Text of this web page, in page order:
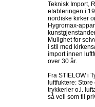
Teknisk Import,
etableringen i
nordiske kirker
Hygromax-
Mulighet for
i stil med
import innen
over 30 år.
Fra STIELOW i
luftfuktere:
trykkerier o.l.
så vell som til